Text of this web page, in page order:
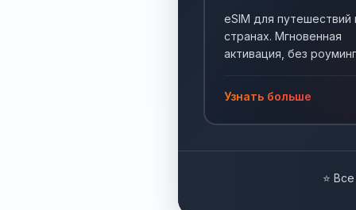
eSIM для путешествий
странах. Мгновенная
активация, без
Узнать больше
⭐